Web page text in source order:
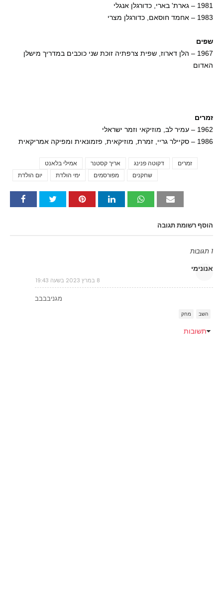
1981 – גארת' בארי, כדורגלן אנגלי
1983 – אחמד חוסאם, כדורגלן מצרי
שפים
1967 – הלן דארוז, שפית צרפתיה זוכת שני כוכבים במדריך מישלן
האדום
זמרים
1962 – עמיר לב, מוזיקאי וזמר ישראלי
1986 – סקיילר גריי, זמרת, מוזיקאית, פזמונאית ומפיקה אמריקאית
אמילי בלאנט אריך קסטנר דקוטה פנינג
זמרים
יום הולדת
ימי הולדת מפורסמים שחקנים
הוסף רשומת תגובה
1 תגובות
אנונימי
8 במרץ 2023 בשעה 19:43
מגניבבבב
השב מחק
תשובות